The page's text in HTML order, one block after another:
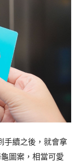
手續之後，就會拿
圖案，相當可愛